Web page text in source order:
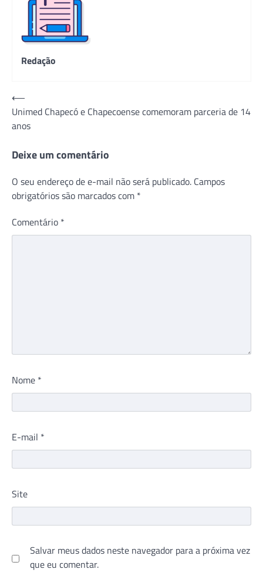
Redação
Navegação
de
Post
⟵
Unimed Chapecó e Chapecoense comemoram parceria de 14
anos
Deixe um comentário
O seu endereço de e-mail não será publicado. Campos
obrigatórios são marcados com *
Comentário *
Nome *
E-mail *
Site
Salvar meus dados neste navegador para a próxima vez
que eu comentar.